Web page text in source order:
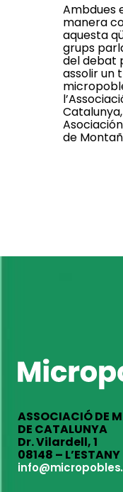
Ambdues
manera
aquesta
grups
del debat
assolir un
de
ASSOCIACIÓ DE
DE CATALUNYA
Dr. Vilardell, 1
08148 – L’ESTANY